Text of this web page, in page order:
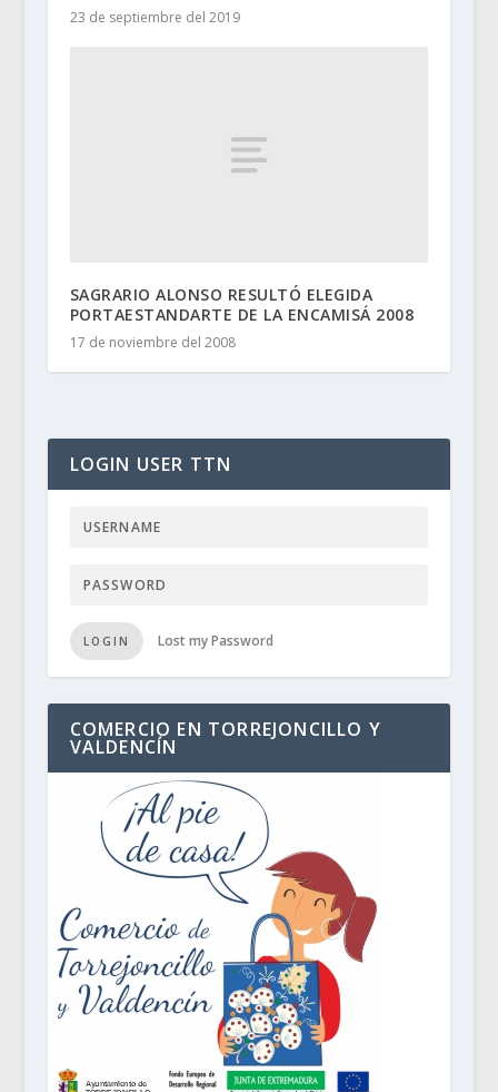
23 de septiembre del 2019
SAGRARIO ALONSO RESULTÓ ELEGIDA
PORTAESTANDARTE DE LA ENCAMISÁ 2008
17 de noviembre del 2008
LOGIN USER TTN
LOGIN Lost my Password
COMERCIO EN TORREJONCILLO Y
VALDENCÍN